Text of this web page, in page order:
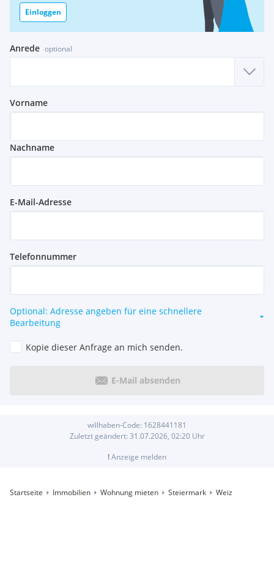
Einloggen
Anrede optional
Vorname
Nachname
E-Mail-Adresse
Telefonnummer
Optional: Adresse angeben für eine schnellere
Bearbeitung
Kopie dieser Anfrage an mich senden.
E-Mail absenden
willhaben-Code: 1628441181
Zuletzt geändert: 31.07.2026, 02:20Uhr
!Anzeige melden
Startseite Immobilien Wohnung mieten Steiermark Weiz